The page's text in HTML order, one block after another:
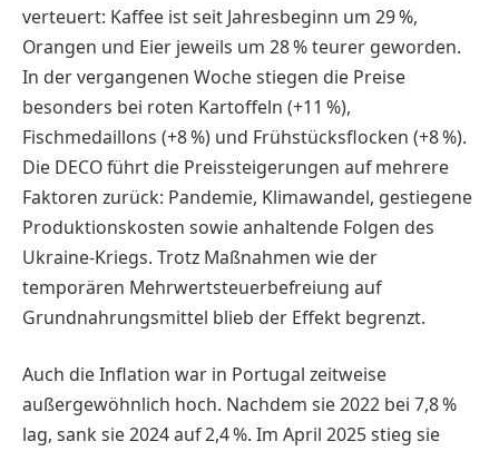
verteuert: Kaffee ist seit Jahresbeginn um 29 %,
Orangen und Eier jeweils um 28 % teurer geworden.
In der vergangenen Woche stiegen die Preise
besonders bei roten Kartoffeln (+11 %),
Fischmedaillons (+8 %) und Frühstücksflocken (+8 %).
Die DECO führt die Preissteigerungen auf mehrere
Faktoren zurück: Pandemie, Klimawandel, gestiegene
Produktionskosten sowie anhaltende Folgen des
Ukraine-Kriegs. Trotz Maßnahmen wie der
temporären Mehrwertsteuerbefreiung auf
Grundnahrungsmittel blieb der Effekt begrenzt.
Auch die Inflation war in Portugal zeitweise
außergewöhnlich hoch. Nachdem sie 2022 bei 7,8 %
lag, sank sie 2024 auf 2,4 %. Im April 2025 stieg sie